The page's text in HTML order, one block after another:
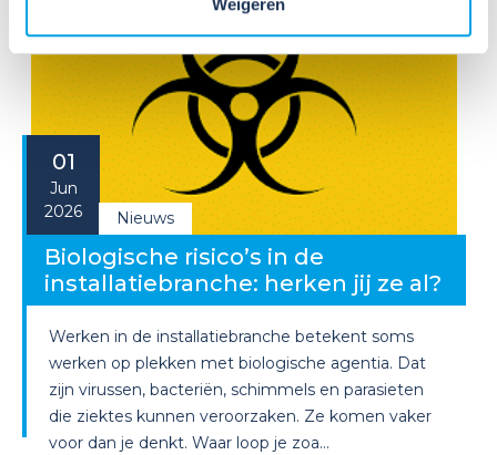
Weigeren
01
Jun
2026
Nieuws
Biologische risico’s in de
installatiebranche: herken jij ze al?
Werken in de installatiebranche betekent soms
werken op plekken met biologische agentia. Dat
zijn virussen, bacteriën, schimmels en parasieten
die ziektes kunnen veroorzaken. Ze komen vaker
voor dan je denkt. Waar loop je zoa...